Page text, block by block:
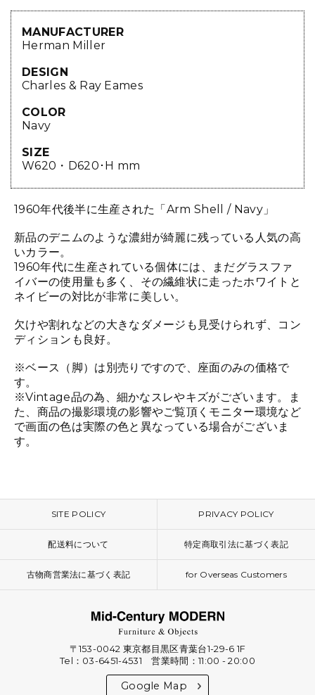
MANUFACTURER
Herman Miller
DESIGN
Charles & Ray Eames
COLOR
Navy
SIZE
W620・D620･H mm
1960年代後半に生産された「Arm Shell / Navy」
新品のデニムのような濃紺が綺麗に残っている人気の高
いカラー。
1960年代に生産されている個体には、まだグラスファ
イバーの使用量も多く、その繊維状に走ったホワイトと
ネイビーの対比が非常に美しい。
欠けや割れなどの大きなダメージも見受けられず、コン
ディションも良好。
※ベース（脚）は別売りですので、座面のみの価格で
す。
※Vintage品の為、細かなスレやキズがございます。ま
た、商品の撮影環境の影響やご覧頂くモニター環境など
で画面の色は実際の色と異なっている場合がございま
す。
SITE POLICY PRIVACY POLICY
配送料について 特定商取引法に基づく表記
古物商営業法に基づく表記 for Overseas Customers
〒153-0042 東京都目黒区青葉台1-29-6 1F
Tel：03-6451-4531 営業時間：11:00 - 20:00
Google Map